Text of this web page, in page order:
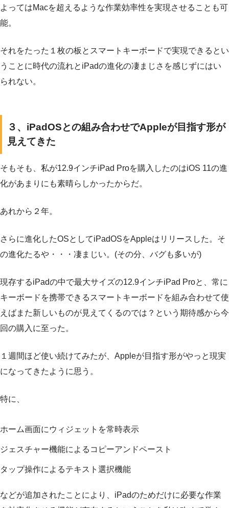
よってはMacを超えるような作業効率性を実現させることも可
能。
それをたった１枚の板とスマートキーボードで実現できるとい
うことに時代の流れとiPadの進化の凄まじさを感じずにはい
られない。
３、iPadOSとの組み合わせでAppleが目指す形が
見えてきた
そもそも、私が12.9インチiPad Proを購入したのはiOS 11の進
化があまりにも素晴らしかったからだ。
あれから２年。
さらに進化したOSとしてiPadOSをAppleはリリースした。そ
の進化たるや・・・凄まじい。(その分、バグも多いが)
現存するiPadの中で最大サイズの12.9インチiPad Proと、常に
キーボードを携帯できるスマートキーボードを組み合わせて使
えばまた新しいものが見えてくるのでは？という期待感から今
回の購入に至った。
１週間ほど使い続けてみたが、Appleが目指す形がやっと現実
になってきたように思う。
特に、
ホーム画面にウィジェットを常時表示
ジェスチャー機能によるコピーアンドペースト
タップ操作によるテキスト選択機能
などが追加されたことにより、iPadのためだけに必要な作業